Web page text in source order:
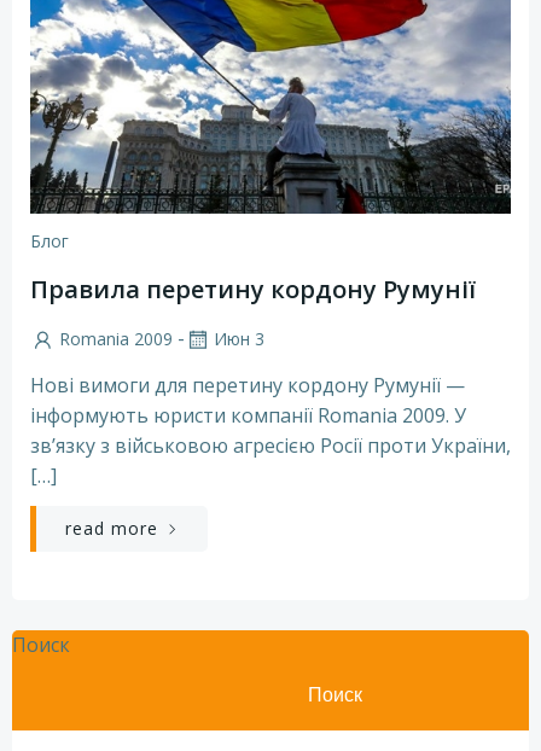
Блог
Правила перетину кордону Румунії
Romania 2009 - Июн 3
Нові вимоги для перетину кордону Румунії —
інформують юристи компанії Romania 2009. У
зв’язку з військовою агресією Росії проти України,
[…]
read more
Поиск
Поиск